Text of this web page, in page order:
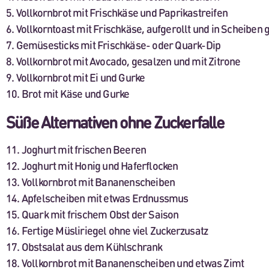
5. Vollkornbrot mit Frischkäse und Paprikastreifen
6. Vollkorntoast mit Frischkäse, aufgerollt und in Scheiben
7. Gemüsesticks mit Frischkäse- oder Quark-Dip
8. Vollkornbrot mit Avocado, gesalzen und mit Zitrone
9. Vollkornbrot mit Ei und Gurke
10. Brot mit Käse und Gurke
Süße Alternativen ohne Zuckerfalle
11. Joghurt mit frischen Beeren
12. Joghurt mit Honig und Haferflocken
13. Vollkornbrot mit Bananenscheiben
14. Apfelscheiben mit etwas Erdnussmus
15. Quark mit frischem Obst der Saison
16. Fertige Müsliriegel ohne viel Zuckerzusatz
17. Obstsalat aus dem Kühlschrank
18. Vollkornbrot mit Bananenscheiben und etwas Zimt